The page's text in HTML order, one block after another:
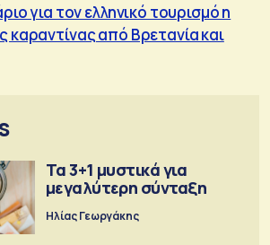
για τον ελληνικό τουρισμό η
από Βρετανία και
Τα 3+1 μυστικά για
μεγαλύτερη σύνταξη
Ηλίας Γεωργάκης